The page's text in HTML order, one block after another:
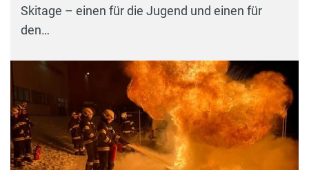
Skitage – einen für die Jugend und einen für
den…